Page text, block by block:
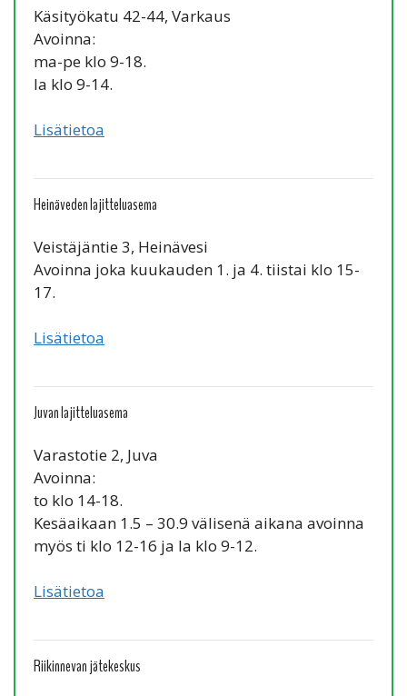
Käsityökatu 42-44, Varkaus
Avoinna:
ma-pe klo 9-18.
la klo 9-14.
Lisätietoa
Heinäveden lajitteluasema
Veistäjäntie 3, Heinävesi
Avoinna joka kuukauden 1. ja 4. tiistai klo 15-
17.
Lisätietoa
Juvan lajitteluasema
Varastotie 2, Juva
Avoinna:
to klo 14-18.
Kesäaikaan 1.5 – 30.9 välisenä aikana avoinna
myös ti klo 12-16 ja la klo 9-12.
Lisätietoa
Riikinnevan jätekeskus